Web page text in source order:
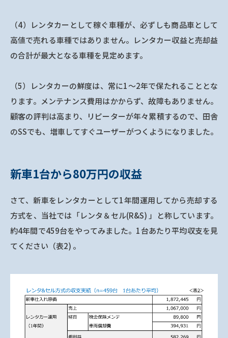
（4）レンタカーとして稼ぐ車種が、必ずしも商品車として
高値で売れる車種ではありません。レンタカー収益と売却益
の合計が最大となる車種を見定めます。
（5）レンタカーの鮮度は、常に1～2年で保たれることとな
ります。メンテナンス費用はかからず、故障もありません。
顧客の評判は高まり、リピーターが年々累積するので、田舎
のSSでも、増車してすぐユーザーがつくようになりました。
新車1台から80万円の収益
さて、新車をレンタカーとして1年間運用してから売却する
方式を、当社では「レンタ＆セル(R&S) 」と称しています。
約4年間で459台をやってみました。1台あたり平均収支を見
てください（表2) 。